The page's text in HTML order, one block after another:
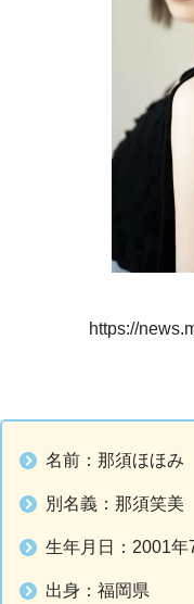
https://
名前：那須ほほみ
別名義：那須笑美
生年月日：2001年
出身：福岡県